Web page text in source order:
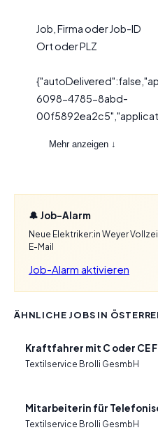
Job, Firma oder Job-ID
Ort oder PLZ
6098-4785-8abd-
Mehr anzeigen ↓
🔔 Job-Alarm
Neue Elektriker:in Weyer
E-Mail
Job-Alarm aktivieren
ÄHNLICHE JOBS IN
Kraftfahrer mit C oder CE
Textilservice Brolli GesmbH
Mitarbeiterin für
Textilservice Brolli GesmbH